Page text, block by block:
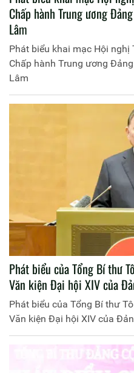
Chấp hành Trung ương
Lâm
Phát biểu khai mạc Hội
Chấp hành Trung ương
Lâm
Phát biểu của Tổng Bí thư
Văn kiện Đại hội XIV của
Phát biểu của Tổng Bí thư
Văn kiện Đại hội XIV của